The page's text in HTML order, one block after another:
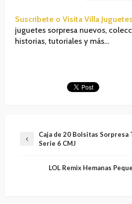
Suscribete o Visita Villa Juguetes
juguetes sorpresa nuevos,
historias, tutoriales y más…
Caja de 20 Bolsitas Sorpresa
Serie 6 CMJ
LOL Remix Hemanas